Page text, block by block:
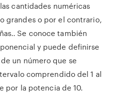
cantidades numéricas
grandes o por el contrario,
Se conoce también
y puede definirse
un número que se
comprendido del 1 al
por la potencia de 10.